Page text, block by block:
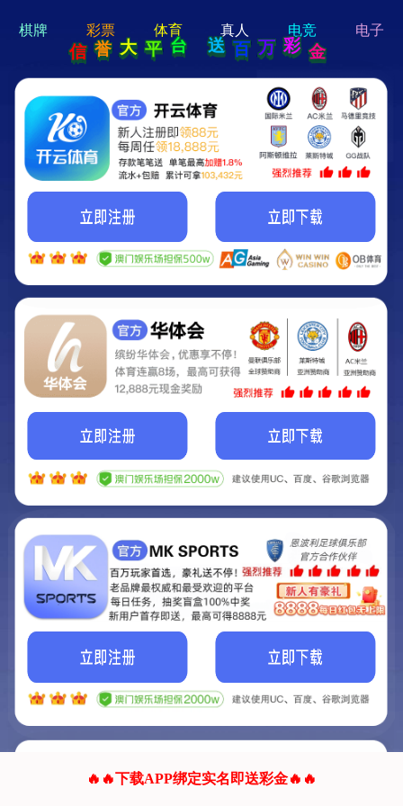
hi 💗
Hey Guys!
我们即将上线啦...
我们的网站正在建设.
它将是非常棒的网站.
联系我们!